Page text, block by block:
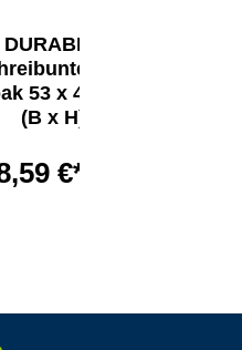
DURABLE
53 x 40 cm
(B x H)
€*